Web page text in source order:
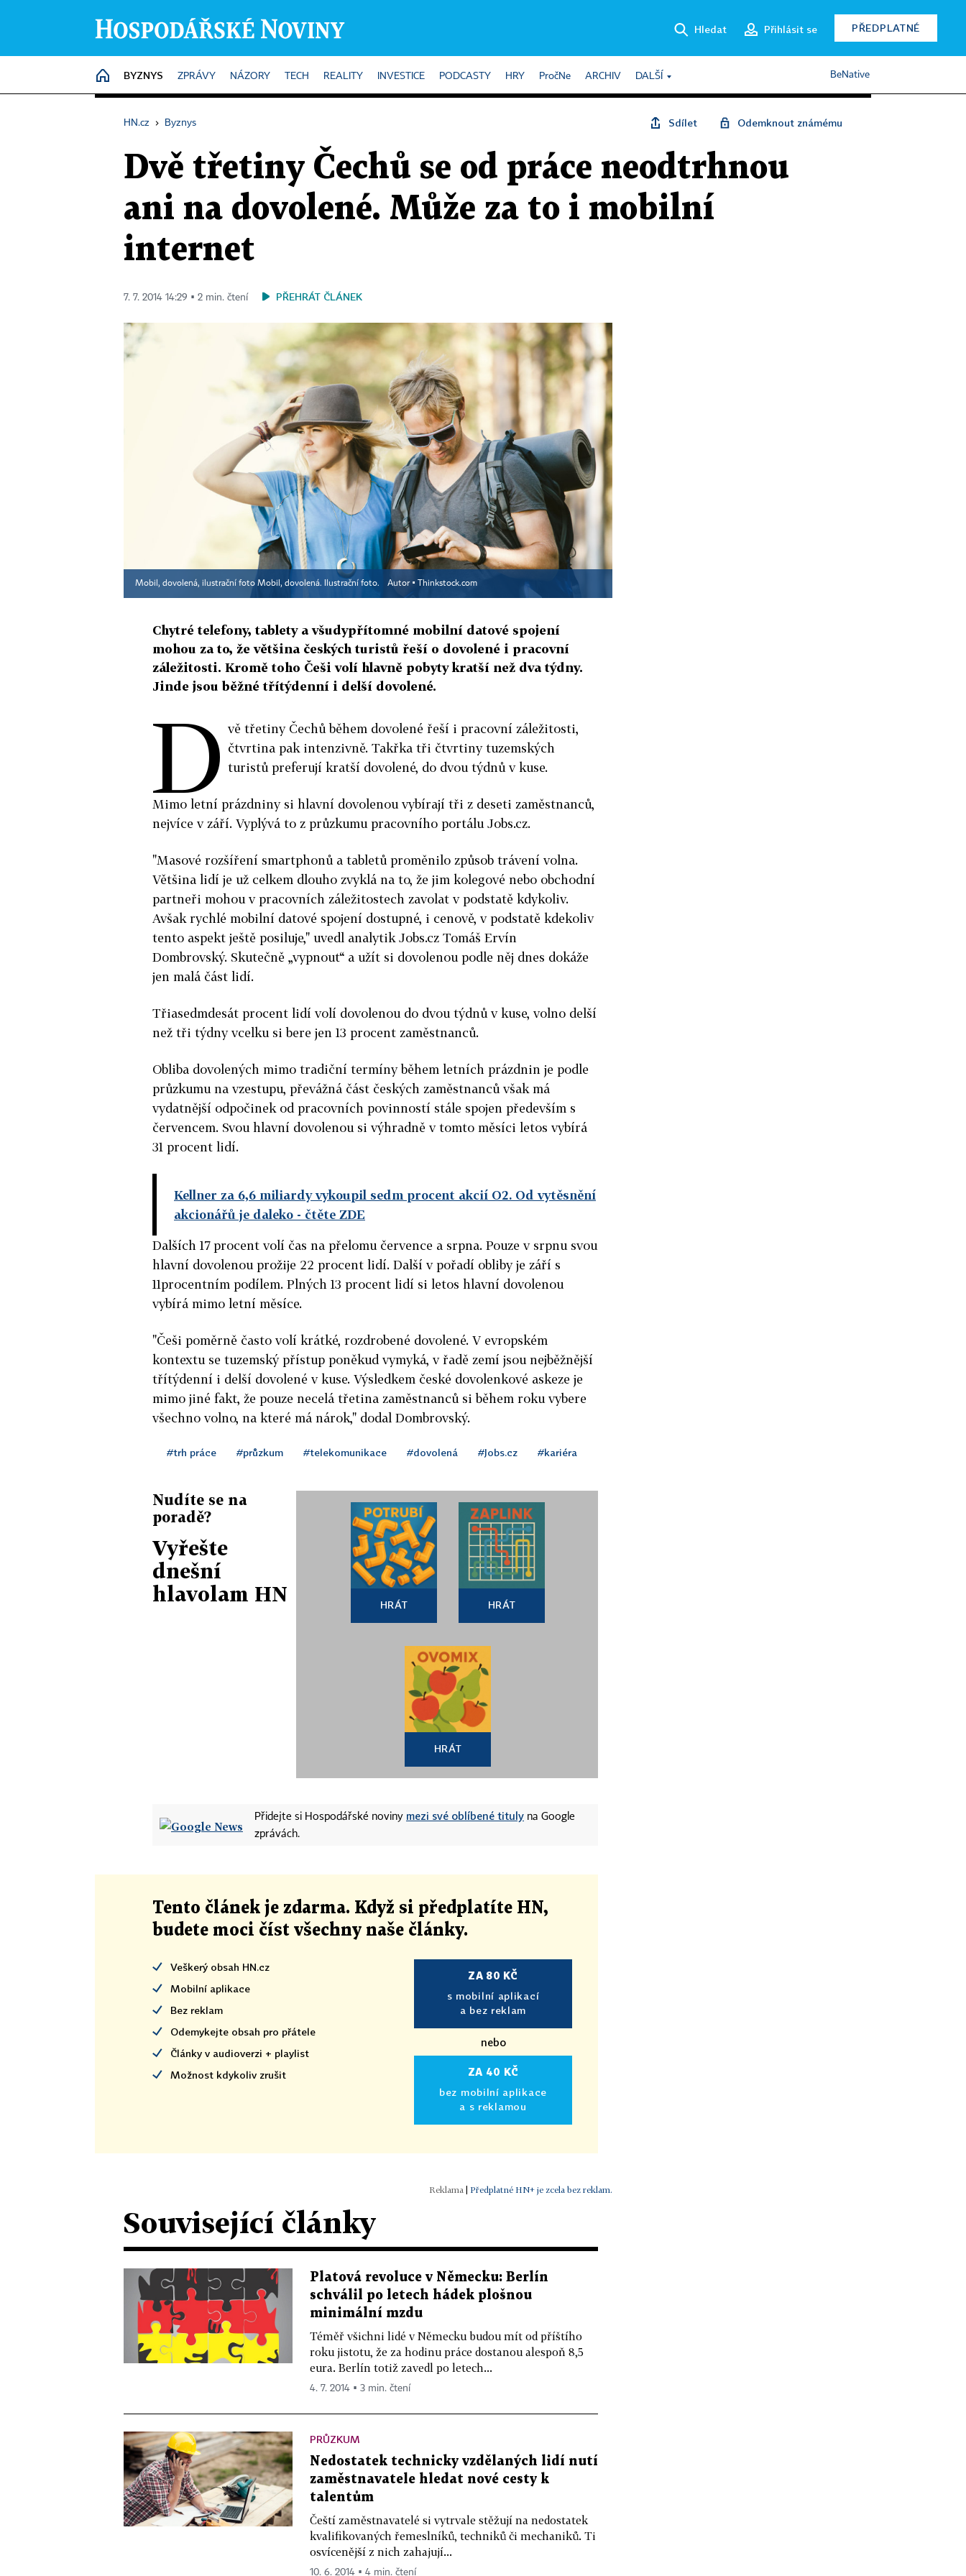
Hledat Přihlásit se PŘEDPLATNÉ
HOME
BYZNYS ZPRÁVY NÁZORY TECH REALITY INVESTICE PODCASTY HRY PročNe ARCHIV DALŠÍ BeNative
HN.cz › Byznys Sdílet Odemknout známému
Dvě třetiny Čechů se od práce neodtrhnou
ani na dovolené. Může za to i mobilní
internet
7. 7. 2014 14:29 ▪ 2 min. čtení PŘEHRÁT ČLÁNEK
Mobil, dovolená, ilustrační foto Mobil, dovolená. Ilustrační foto. Autor ▪ Thinkstock.com
Chytré telefony, tablety a všudypřítomné mobilní datové spojení
mohou za to, že většina českých turistů řeší o dovolené i pracovní
záležitosti. Kromě toho Češi volí hlavně pobyty kratší než dva týdny.
Jinde jsou běžné třítýdenní i delší dovolené.
D vě třetiny Čechů během dovolené řeší i pracovní záležitosti,
čtvrtina pak intenzivně. Takřka tři čtvrtiny tuzemských
turistů preferují kratší dovolené, do dvou týdnů v kuse.
Mimo letní prázdniny si hlavní dovolenou vybírají tři z deseti zaměstnanců,
nejvíce v září. Vyplývá to z průzkumu pracovního portálu Jobs.cz.
"Masové rozšíření smartphonů a tabletů proměnilo způsob trávení volna.
Většina lidí je už celkem dlouho zvyklá na to, že jim kolegové nebo obchodní
partneři mohou v pracovních záležitostech zavolat v podstatě kdykoliv.
Avšak rychlé mobilní datové spojení dostupné, i cenově, v podstatě kdekoliv
tento aspekt ještě posiluje," uvedl analytik Jobs.cz Tomáš Ervín
Dombrovský. Skutečně „vypnout“ a užít si dovolenou podle něj dnes dokáže
jen malá část lidí.
Třiasedmdesát procent lidí volí dovolenou do dvou týdnů v kuse, volno delší
než tři týdny vcelku si bere jen 13 procent zaměstnanců.
Obliba dovolených mimo tradiční termíny během letních prázdnin je podle
průzkumu na vzestupu, převážná část českých zaměstnanců však má
vydatnější odpočinek od pracovních povinností stále spojen především s
červencem. Svou hlavní dovolenou si výhradně v tomto měsíci letos vybírá
31 procent lidí.
Kellner za 6,6 miliardy vykoupil sedm procent akcií O2. Od vytěsnění
akcionářů je daleko - čtěte ZDE
Dalších 17 procent volí čas na přelomu července a srpna. Pouze v srpnu svou
hlavní dovolenou prožije 22 procent lidí. Další v pořadí obliby je září s
11procentním podílem. Plných 13 procent lidí si letos hlavní dovolenou
vybírá mimo letní měsíce.
"Češi poměrně často volí krátké, rozdrobené dovolené. V evropském
kontextu se tuzemský přístup poněkud vymyká, v řadě zemí jsou nejběžnější
třítýdenní i delší dovolené v kuse. Výsledkem české dovolenkové askeze je
mimo jiné fakt, že pouze necelá třetina zaměstnanců si během roku vybere
všechno volno, na které má nárok," dodal Dombrovský.
#trh práce #průzkum #telekomunikace #dovolená #Jobs.cz #kariéra
Nudíte se na
poradě?
Vyřešte
dnešní
hlavolam HN
HRÁT HRÁT
HRÁT
Přidejte si Hospodářské noviny mezi své oblíbené tituly na Google
zprávách.
Tento článek je zdarma. Když si předplatíte HN,
budete moci číst všechny naše články.
Veškerý obsah HN.cz
Mobilní aplikace
Bez reklam
Odemykejte obsah pro přátele
Články v audioverzi + playlist
Možnost kdykoliv zrušit
ZA 80 KČ
s mobilní aplikací
a bez reklam
nebo
ZA 40 KČ
bez mobilní aplikace
a s reklamou
| Předplatné HN+ je zcela bez reklam.
Související články
Platová revoluce v Německu: Berlín
schválil po letech hádek plošnou
minimální mzdu
Téměř všichni lidé v Německu budou mít od příštího
roku jistotu, že za hodinu práce dostanou alespoň 8,5
eura. Berlín totiž zavedl po letech...
4. 7. 2014 ▪ 3 min. čtení
PRŮZKUM
Nedostatek technicky vzdělaných lidí nutí
zaměstnavatele hledat nové cesty k
talentům
Čeští zaměstnavatelé si vytrvale stěžují na nedostatek
kvalifikovaných řemeslníků, techniků či mechaniků. Ti
osvícenější z nich zahajují...
10. 6. 2014 ▪ 4 min. čtení